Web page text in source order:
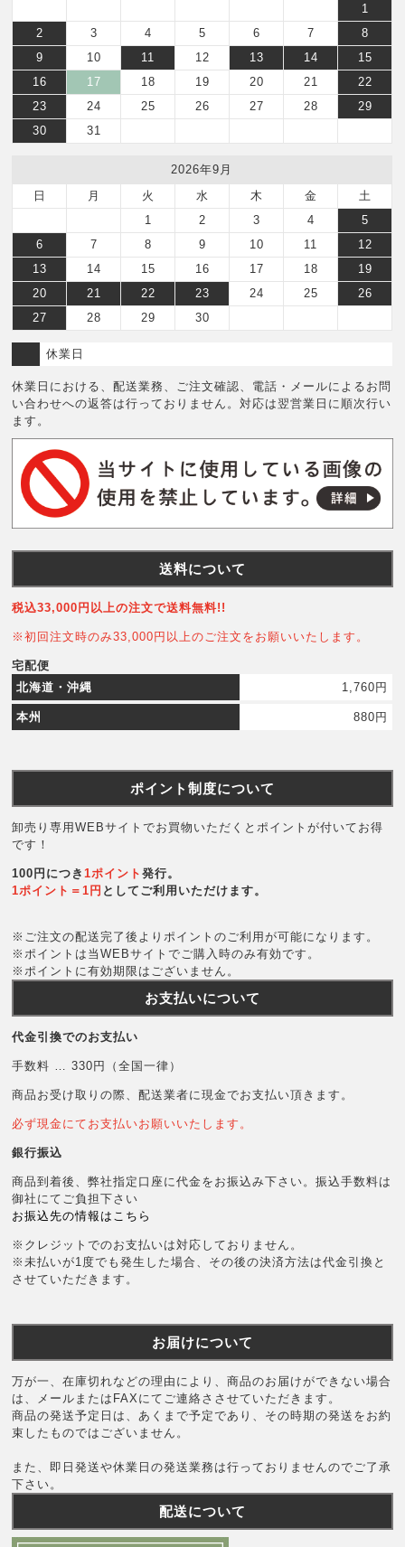
1
2
3 4 5 6 7
8
9
10 11 12 13 14
15
16
17 18 19 20 21
22
23
24 25 26 27 28
29
30
31
2026年9月
日
月 火 水 木 金
土
1
2 3 4
5
6
7 8 9 10 11
12
13
14 15 16 17 18
19
20
21 22 23 24 25
26
27
28 29 30
休業日
休業日における、配送業務、ご注文確認、電話・メールによるお問
い合わせへの返答は行っておりません。対応は翌営業日に順次行い
ます。
送料について
税込33,000円以上の注文で送料無料!!
※初回注文時のみ33,000円以上のご注文をお願いいたします。
宅配便
北海道・沖縄
1,760円
本州 880円
ポイント制度について
卸売り専用WEBサイトでお買物いただくとポイントが付いてお得
です！
100円につき1ポイント発行。
1ポイント＝1円 としてご利用いただけます。
※ご注文の配送完了後よりポイントのご利用が可能になります。
※ポイントは当WEBサイトでご購入時のみ有効です。
※ポイントに有効期限はございません。
お支払いについて
代金引換でのお支払い
手数料 … 330円（全国一律）
商品お受け取りの際、配送業者に現金でお支払い頂きます。
必ず現金にてお支払いお願いいたします。
銀行振込
商品到着後、弊社指定口座に代金をお振込み下さい。振込手数料は
御社にてご負担下さい
お振込先の情報はこちら
※クレジットでのお支払いは対応しておりません。
※未払いが1度でも発生した場合、その後の決済方法は代金引換と
させていただきます。
お届けについて
万が一、在庫切れなどの理由により、商品のお届けができない場合
は、メールまたはFAXにてご連絡ささせていただきます。
商品の発送予定日は、あくまで予定であり、その時期の発送をお約
束したものではございません。
また、即日発送や休業日の発送業務は行っておりませんのでご了承
下さい。
配送について